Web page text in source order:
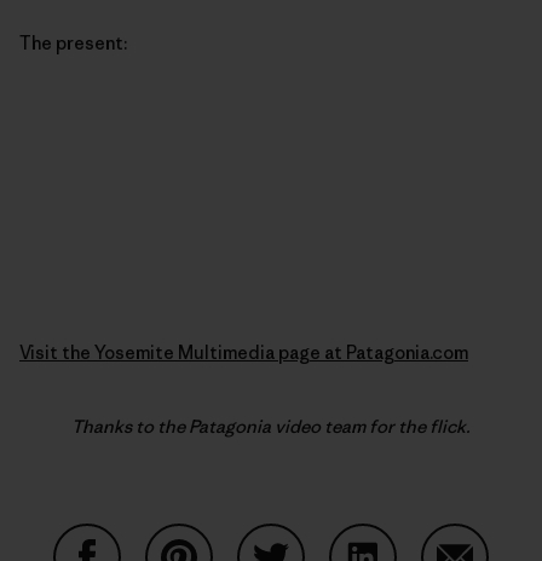
The present:
Visit the Yosemite Multimedia page at Patagonia.com
Thanks to the Patagonia video team for the flick.